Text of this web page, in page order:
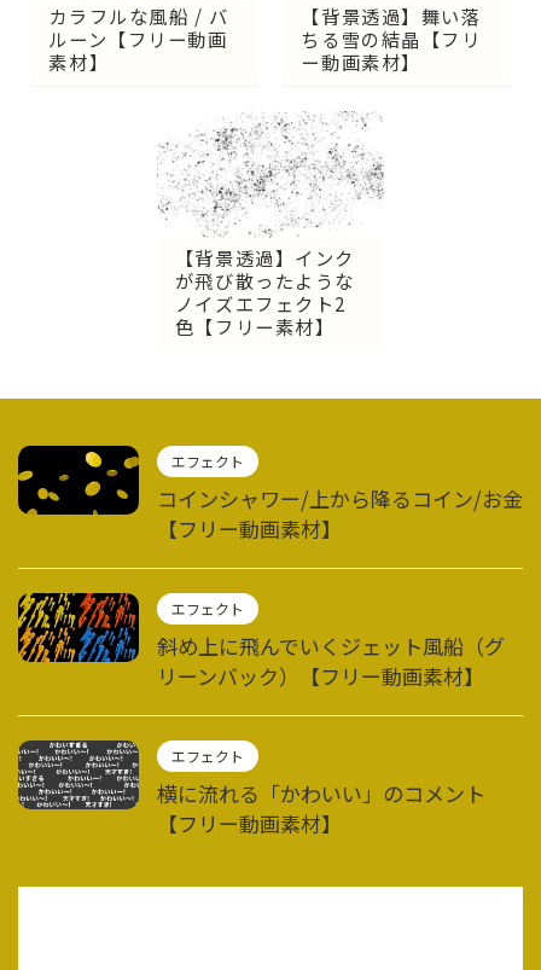
カラフルな風船 / バ
ルーン【フリー動画
素材】
【背景透過】舞い落
ちる雪の結晶【フリ
ー動画素材】
【背景透過】インク
が飛び散ったような
ノイズエフェクト2
色【フリー素材】
エフェクト
コインシャワー/上から降るコイン/お金
【フリー動画素材】
エフェクト
斜め上に飛んでいくジェット風船（グ
リーンバック）【フリー動画素材】
エフェクト
横に流れる「かわいい」のコメント
【フリー動画素材】